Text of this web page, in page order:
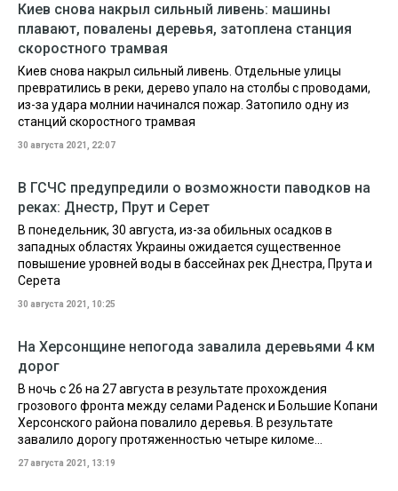
Киев снова накрыл сильный ливень: машины
плавают, повалены деревья, затоплена станция
скоростного трамвая
Киев снова накрыл сильный ливень. Отдельные улицы
превратились в реки, дерево упало на столбы с проводами,
из-за удара молнии начинался пожар. Затопило одну из
станций скоростного трамвая
30 августа 2021, 22:07
В ГСЧС предупредили о возможности паводков на
реках: Днестр, Прут и Серет
В понедельник, 30 августа, из-за обильных осадков в
западных областях Украины ожидается существенное
повышение уровней воды в бассейнах рек Днестра, Прута и
Серета
30 августа 2021, 10:25
На Херсонщине непогода завалила деревьями 4 км
дорог
В ночь с 26 на 27 августа в результате прохождения
грозового фронта между селами Раденск и Большие Копани
Херсонского района повалило деревья. В результате
завалило дорогу протяженностью четыре киломе...
27 августа 2021, 13:19